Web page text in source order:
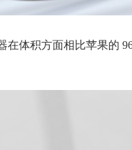
体积方面相比苹果的